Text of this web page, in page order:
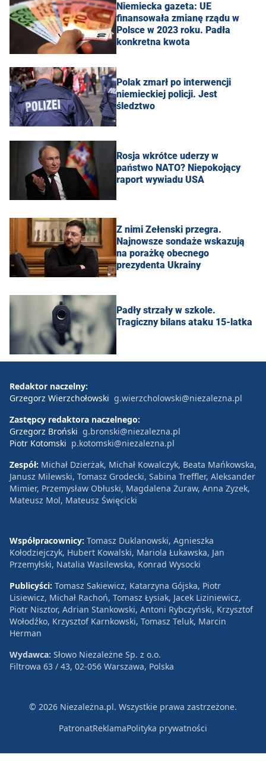
Niemiecka gazeta: UE
finansowała zmianę rządu w
Polsce w 2023 roku. Padła
konkretna kwota
Polak zmarł po interwencji
niemieckiej policji. Jest
śledztwo
Rosja wkrótce uderzy w
państwo NATO? Niepokojący
raport wywiadu USA
Z nimi Zełenski przegra.
Najnowsze sondaże wskazują
na porażkę obecnego
prezydenta Ukrainy
Padły strzały w szkole.
Tragiczny bilans ataku 15-latka
Redaktor naczelny:
Grzegorz Wierzchołowski g.wierzcholowski@niezalezna.pl
Zastępcy redaktora naczelnego:
Grzegorz Broński g.bronski@niezalezna.pl
Piotr Kotomski p.kotomski@niezalezna.pl
Zespół: Michał Dzierżak, Michał Kowalczyk, Beata Mańkowska,
Janusz Milewski, Tomasz Grodecki, Sabina Treffler, Aleksander
Mimier, Przemysław Obłuski, Magdalena Żuraw, Anna Zyzek,
Mateusz Mol, Mateusz Święcicki
Współpracownicy: Tomasz Duklanowski, Agnieszka
Kołodziejczyk, Hubert Kowalski, Mariola Łukawska, Jan
Przemyłski, Natalia Wasilewska, Konrad Wysocki
Publicyści: Tomasz Sakiewicz, Katarzyna Gójska, Piotr
Lisiewicz, Michał Rachoń, Tomasz Łysiak, Jacek Liziniewicz,
Piotr Nisztor, Adrian Stankowski, Antoni Rybczyński, Krzysztof
Wołodźko, Krzysztof Karnkowski, Tomasz Teluk, Marcin
Herman
Wydawca: Słowo Niezależne Sp. z o.o.
Filtrowa 63 / 43, 02-056 Warszawa, Polska
© 2026 Niezależna.pl. Wszystkie prawa zastrzeżone.
PatronatReklamaPolityka prywatności